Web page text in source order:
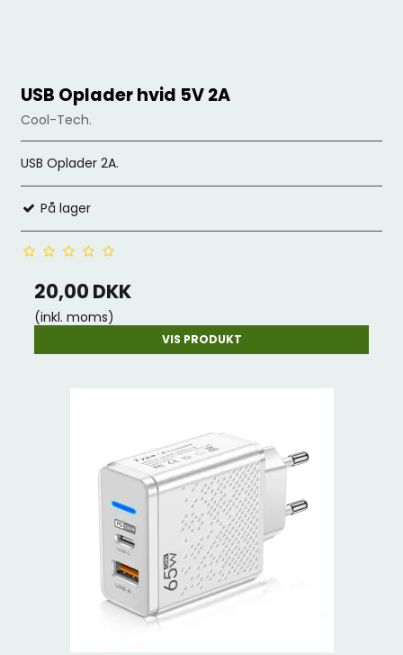
USB Oplader hvid 5V 2A
Cool-Tech.
USB Oplader 2A.
På lager
20,00 DKK
(inkl. moms)
VIS PRODUKT